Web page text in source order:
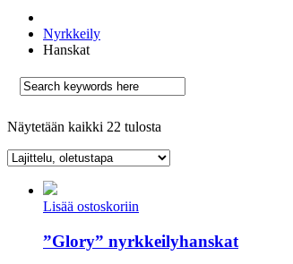
Nyrkkeily
Hanskat
Näytetään kaikki 22 tulosta
Lisää ostoskoriin
”Glory” nyrkkeilyhanskat